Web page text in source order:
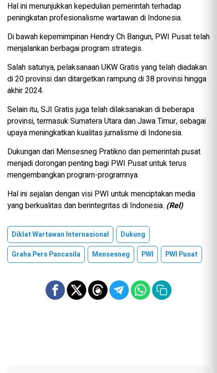
Hal ini menunjukkan kepedulian pemerintah terhadap
peningkatan profesionalisme wartawan di Indonesia.
Di bawah kepemimpinan Hendry Ch Bangun, PWI Pusat telah
menjalankan berbagai program strategis.
Salah satunya, pelaksanaan UKW Gratis yang telah diadakan
di 20 provinsi dan ditargetkan rampung di 38 provinsi hingga
akhir 2024.
Selain itu, SJI Gratis juga telah dilaksanakan di beberapa
provinsi, termasuk Sumatera Utara dan Jawa Timur, sebagai
upaya meningkatkan kualitas jurnalisme di Indonesia.
Dukungan dari Mensesneg Pratikno dan pemerintah pusat
menjadi dorongan penting bagi PWI Pusat untuk terus
mengembangkan program-programnya.
Hal ini sejalan dengan visi PWI untuk menciptakan media
yang berkualitas dan berintegritas di Indonesia. (Rel)
Diklat Wartawan Internasional
Dukung
Graha Pers Pancasila
Mensesneg PWI PWI Pusat